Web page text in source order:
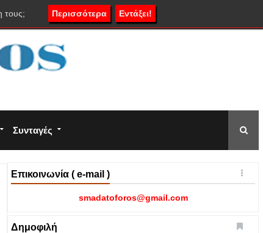
Συνταγές
Επικοινωνία ( e-mail )
smadatoforos@gmail.com
Δημοφιλή
τους; Περισσότερα Εντάξει!